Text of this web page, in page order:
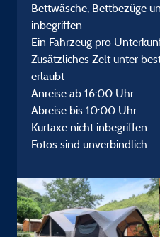
Bettwäsche, Bettbezüge
inbegriffen
Ein Fahrzeug pro
Zusätzliches Zelt unter
erlaubt
Anreise ab 16:00 Uhr
Abreise bis 10:00 Uhr
Kurtaxe nicht inbegriffen
Fotos sind unverbindlich.